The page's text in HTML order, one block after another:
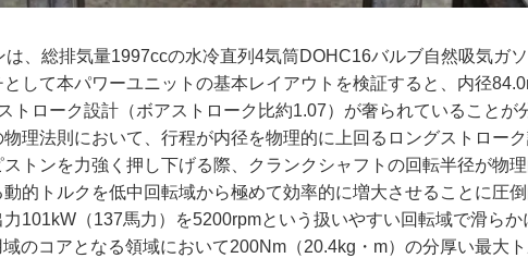
、総排気量1997ccの水冷直列4気筒DOHC16バルブ自然吸気ガ
して本パワーユニットの基本レイアウトを検証すると、内径
トローク設計（ボアストローク比約1.07）が奢られていることが
理法則において、行程が内径を物理的に上回るロングストロー
トンを力強く押し下げる際、クランクシャフトの回転半径が物
的トルクを低中回転域から極めて効率的に増大させることに圧
101kW（137馬力）を5200rpmという扱いやすい回転域で滑らか
のコアとなる領域において200Nm（20.4kg・m）の分厚い最大